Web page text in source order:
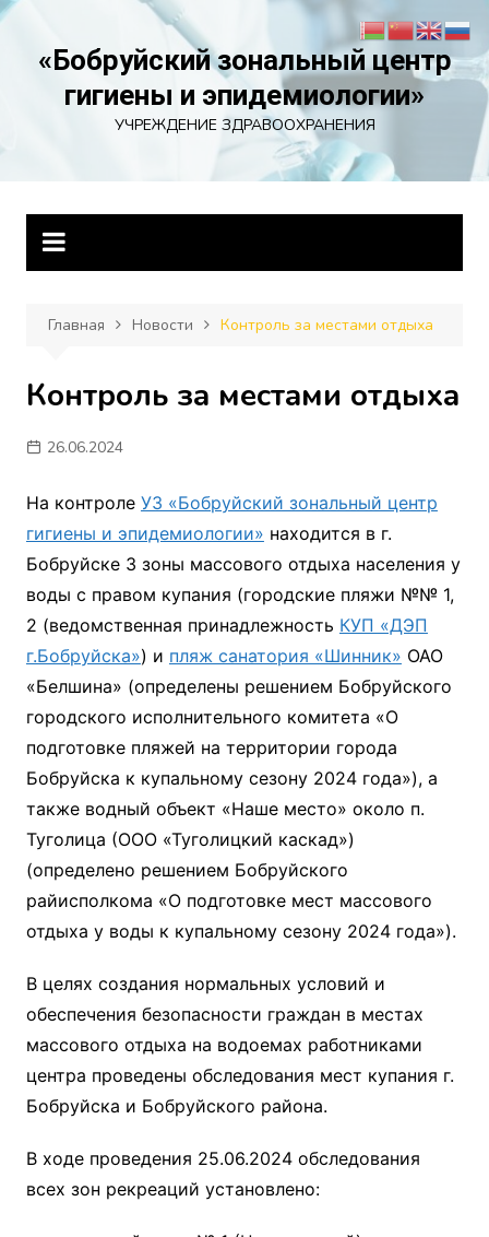
Перейти
содержимому
«Бобруйский зональный центр
гигиены и эпидемиологии»
УЧРЕЖДЕНИЕ ЗДРАВООХРАНЕНИЯ
Главная Новости Контроль за местами отдыха
Контроль за местами отдыха
26.06.2024
На контроле УЗ «Бобруйский зональный центр
гигиены и эпидемиологии» находится в г.
Бобруйске 3 зоны массового отдыха населения у
воды с правом купания (городские пляжи №№ 1,
2 (ведомственная принадлежность КУП «ДЭП
г.Бобруйска») и пляж санатория «Шинник» ОАО
«Белшина» (определены решением Бобруйского
городского исполнительного комитета «О
подготовке пляжей на территории города
Бобруйска к купальному сезону 2024 года»), а
также водный объект «Наше место» около п.
Туголица (ООО «Туголицкий каскад»)
(определено решением Бобруйского
райисполкома «О подготовке мест массового
отдыха у воды к купальному сезону 2024 года»).
В целях создания нормальных условий и
обеспечения безопасности граждан в местах
массового отдыха на водоемах работниками
центра проведены обследования мест купания г.
Бобруйска и Бобруйского района.
В ходе проведения 25.06.2024 обследования
всех зон рекреаций установлено: